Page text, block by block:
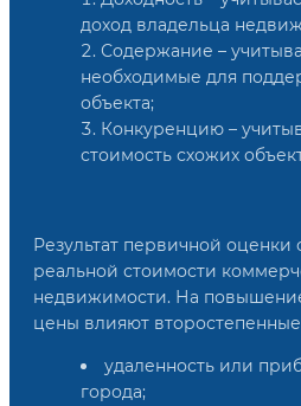
доход владельца
Содержание –
необходимые для
объекта;
Конкуренцию –
стоимость схожих
Результат первичной оценки
реальной стоимости
недвижимости. На
цены влияют второстепенные
удаленность или
города;